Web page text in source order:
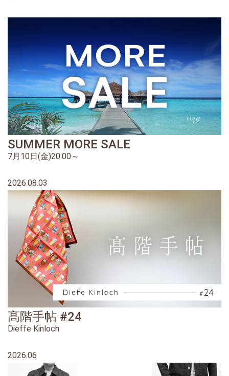
SUMMER MORE SALE
7月10日(金)20:00～
2026.08.03
髙階手帖 #24
Dieffe Kinloch
2026.06